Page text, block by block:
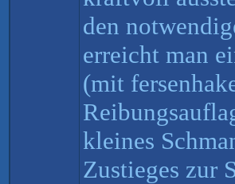
den
erreicht man
(mit
kleines
Zustieges zur